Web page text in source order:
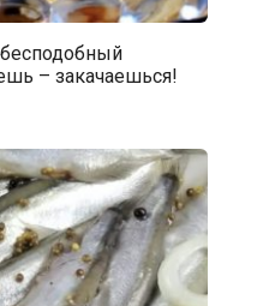
– закачаешься!